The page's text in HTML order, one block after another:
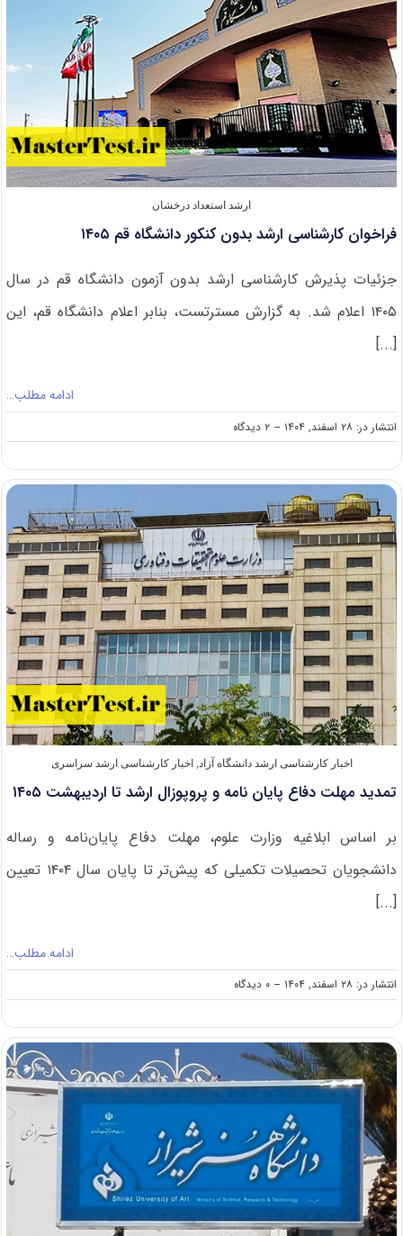
ارشد استعداد درخشان
فراخوان کارشناسی ارشد بدون کنکور دانشگاه قم ۱۴۰۵
جزئیات پذیرش کارشناسی ارشد بدون آزمون دانشگاه قم در سال
۱۴۰۵ اعلام شد. به گزارش مسترتست، بنابر اعلام دانشگاه قم، این
[...]
ادامه مطلب…
انتشار در: ۲۸ اسفند, ۱۴۰۴ -- ۲ دیدگاه
on
فراخوان
ارشد
کنکور
دانشگاه
قم
۱۴۰۵
اخبار کارشناسی ارشد دانشگاه آزاد ,اخبار کارشناسی ارشد سراسری
تمدید مهلت دفاع پایان نامه و پروپوزال ارشد تا اردیبهشت ۱۴۰۵
بر اساس ابلاغیه وزارت علوم، مهلت دفاع پایان‌نامه و رساله
دانشجویان تحصیلات تکمیلی که پیش‌تر تا پایان سال ۱۴۰۴ تعیین
[...]
ادامه مطلب…
انتشار در: ۲۸ اسفند, ۱۴۰۴ -- ۰ دیدگاه
on
تمدید
دفاع
و
پروپوزال
تا
اردیبهشت
۱۴۰۵